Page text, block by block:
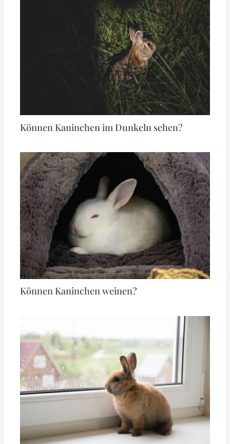
Können Kaninchen im Dunkeln sehen?
Können Kaninchen weinen?